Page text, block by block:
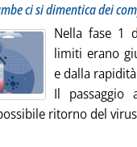
ci si dimentica dei
Nella fase 1
limiti erano
e dalla
Il passaggio
ritorno del